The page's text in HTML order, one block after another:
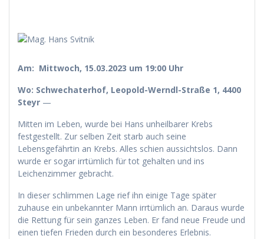
Am: Mittwoch, 15.03.2023 um 19:00 Uhr
Wo: Schwechaterhof, Leopold-Werndl-Straße 1, 4400
Steyr —
Mitten im Leben, wurde bei Hans unheilbarer Krebs
festgestellt. Zur selben Zeit starb auch seine
Lebensgefährtin an Krebs. Alles schien aussichtslos. Dann
wurde er sogar irrtümlich für tot gehalten und ins
Leichenzimmer gebracht.
In dieser schlimmen Lage rief ihn einige Tage später
zuhause ein unbekannter Mann irrtümlich an. Daraus wurde
die Rettung für sein ganzes Leben. Er fand neue Freude und
einen tiefen Frieden durch ein besonderes Erlebnis.